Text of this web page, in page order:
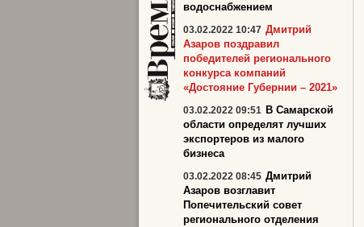
водоснабжением
03.02.2022 10:47 Дмитрий
Азаров поздравил
победителей регионального
конкурса компаний
«Достояние Губернии – 2021»
03.02.2022 09:51 В Самарской
области определят лучших
экспортеров из малого
бизнеса
03.02.2022 08:45 Дмитрий
Азаров возглавит
Попечительский совет
регионального отделения